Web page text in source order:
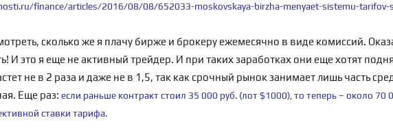
finance/articles/2016/08/08/652033-moskovskaya-birzha-menyaet-sistemu-tarifov-
сколько же я плачу бирже и брокеру ежемесячно в виде комиссий.
И это я еще не активный трейдер. И при таких заработках они еще хотят
не в 2 раза и даже не в 1,5, так как срочный рынок занимает лишь часть
Еще раз: если раньше контракт стоил 35 000 руб. (лот $1000), то теперь – около 70
ставки тарифа.